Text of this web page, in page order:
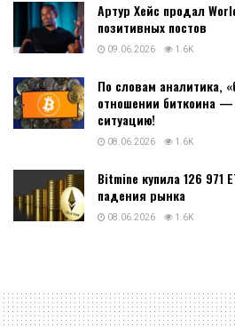
Артур Хейс продал
позитивных постов
09.06.2026 1.6K
По словам аналитика,
отношении биткоина
ситуацию!
08.06.2026 1.6K
Bitmine купила 126 971
падения рынка
08.06.2026 1.6K